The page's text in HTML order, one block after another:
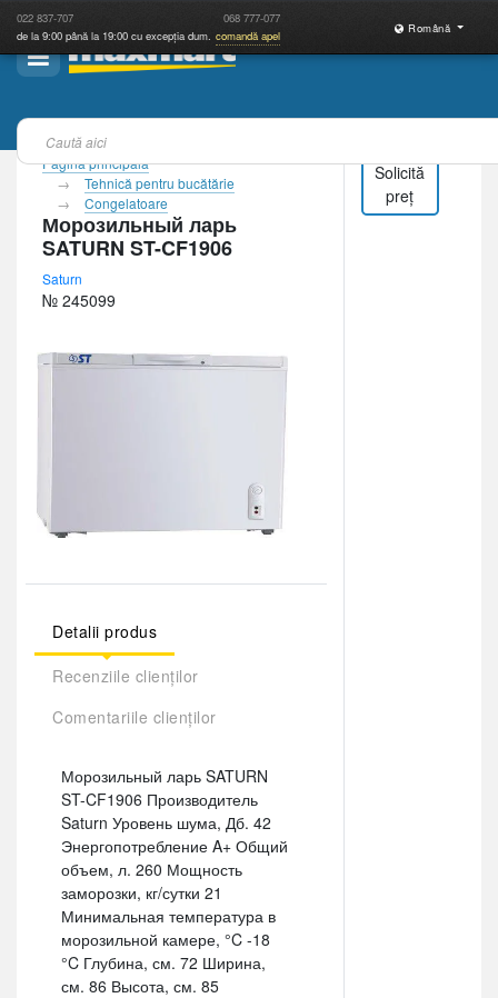
022 837-707 068 777-077
de la 9:00 până la 19:00 cu excepția dum. comandă apel
Română
Pagina principală
Tehnică pentru bucătărie
Congelatoare
Морозильный ларь
SATURN ST-CF1906
Saturn
№ 245099
Detalii produs
Recenziile clienților
Comentariile clienților
Морозильный ларь SATURN
ST-CF1906 Производитель
Saturn Уровень шума, Дб. 42
Энергопотребление A+ Общий
объем, л. 260 Мощность
заморозки, кг/сутки 21
Минимальная температура в
морозильной камере, °C -18
°C Глубина, см. 72 Ширина,
см. 86 Высота, см. 85
Solicită
preț